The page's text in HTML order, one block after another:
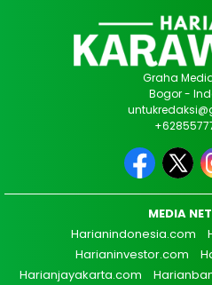
Graha
Bogor -
MEDIA
Harianindonesia.com
Harianinvestor.com
Harianjayakarta.com